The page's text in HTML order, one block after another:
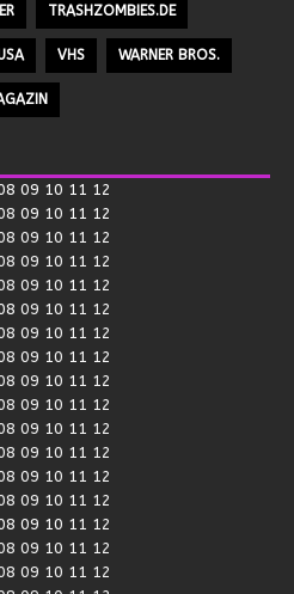
TRASHZOMBIES.DE
VHS WARNER BROS.
09 10 11 12
09 10 11 12
09 10 11 12
09 10 11 12
09 10 11 12
09 10 11 12
09 10 11 12
09 10 11 12
09 10 11 12
09 10 11 12
09 10 11 12
09 10 11 12
09 10 11 12
09 10 11 12
09 10 11 12
09 10 11 12
09 10 11 12